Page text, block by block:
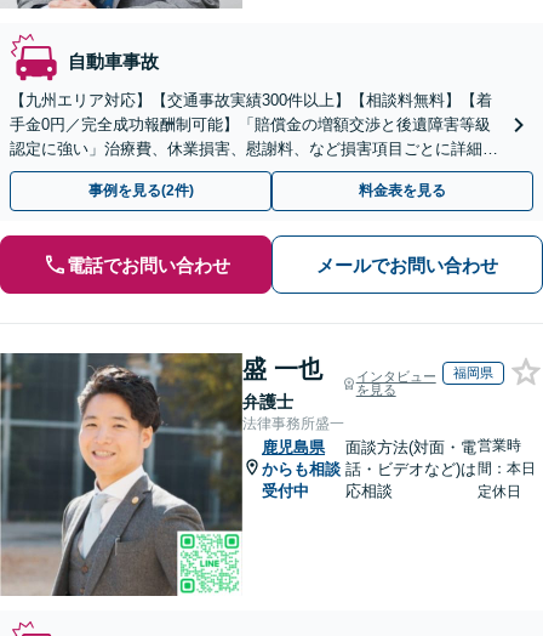
自動車事故
【九州エリア対応】【交通事故実績300件以上】【相談料無料】【着
手金0円／完全成功報酬制可能】「賠償金の増額交渉と後遺障害等級
認定に強い」治療費、休業損害、慰謝料、など損害項目ごとに詳細な
検討を行い、適正な賠償額を確保できるよう全力で対応
事例を見る(2件) 料金表を見る
電話でお問い合わせ メールでお問い合わせ
盛 一也
弁護士
インタビュー
を見る
福岡県
法律事務所盛一
鹿児島県
からも相談
受付中
面談方法(対面・電
話・ビデオなど)は
応相談
営業時
間：本日
定休日